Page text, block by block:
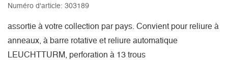
Numéro d'article: 303189
assortie à votre collection par pays. Convient pour reliure à
anneaux, à barre rotative et reliure automatique
LEUCHTTURM, perforation à 13 trous